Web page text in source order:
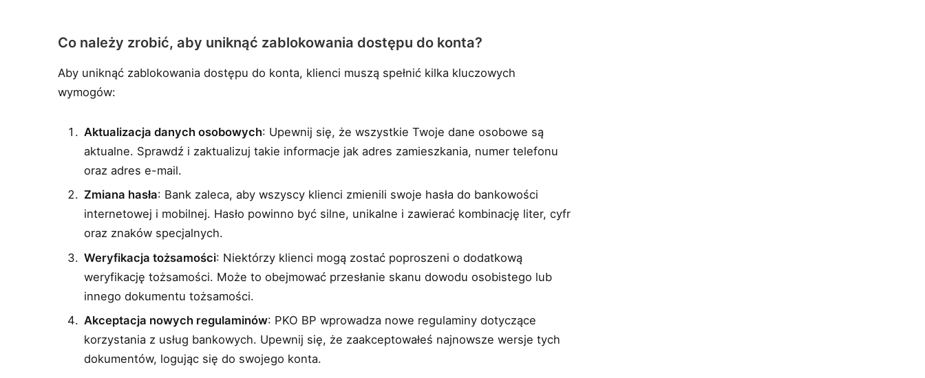
Co należy zrobić, aby uniknąć zablokowania dostępu do konta?
Aby uniknąć zablokowania dostępu do konta, klienci muszą spełnić kilka kluczowych
wymogów:
Aktualizacja danych osobowych: Upewnij się, że wszystkie Twoje dane osobowe są
aktualne. Sprawdź i zaktualizuj takie informacje jak adres zamieszkania, numer telefonu
oraz adres e-mail.
Zmiana hasła: Bank zaleca, aby wszyscy klienci zmienili swoje hasła do bankowości
internetowej i mobilnej. Hasło powinno być silne, unikalne i zawierać kombinację liter, cyfr
oraz znaków specjalnych.
Weryfikacja tożsamości: Niektórzy klienci mogą zostać poproszeni o dodatkową
weryfikację tożsamości. Może to obejmować przesłanie skanu dowodu osobistego lub
innego dokumentu tożsamości.
Akceptacja nowych regulaminów: PKO BP wprowadza nowe regulaminy dotyczące
korzystania z usług bankowych. Upewnij się, że zaakceptowałeś najnowsze wersje tych
dokumentów, logując się do swojego konta.